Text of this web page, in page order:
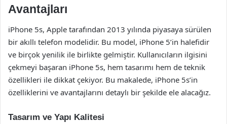
Avantajları
iPhone 5s, Apple tarafından 2013 yılında piyasaya sürülen
bir akıllı telefon modelidir. Bu model, iPhone 5’in halefidir
ve birçok yenilik ile birlikte gelmiştir. Kullanıcıların ilgisini
çekmeyi başaran iPhone 5s, hem tasarımı hem de teknik
özellikleri ile dikkat çekiyor. Bu makalede, iPhone 5s’in
özelliklerini ve avantajlarını detaylı bir şekilde ele alacağız.
Tasarım ve Yapı Kalitesi